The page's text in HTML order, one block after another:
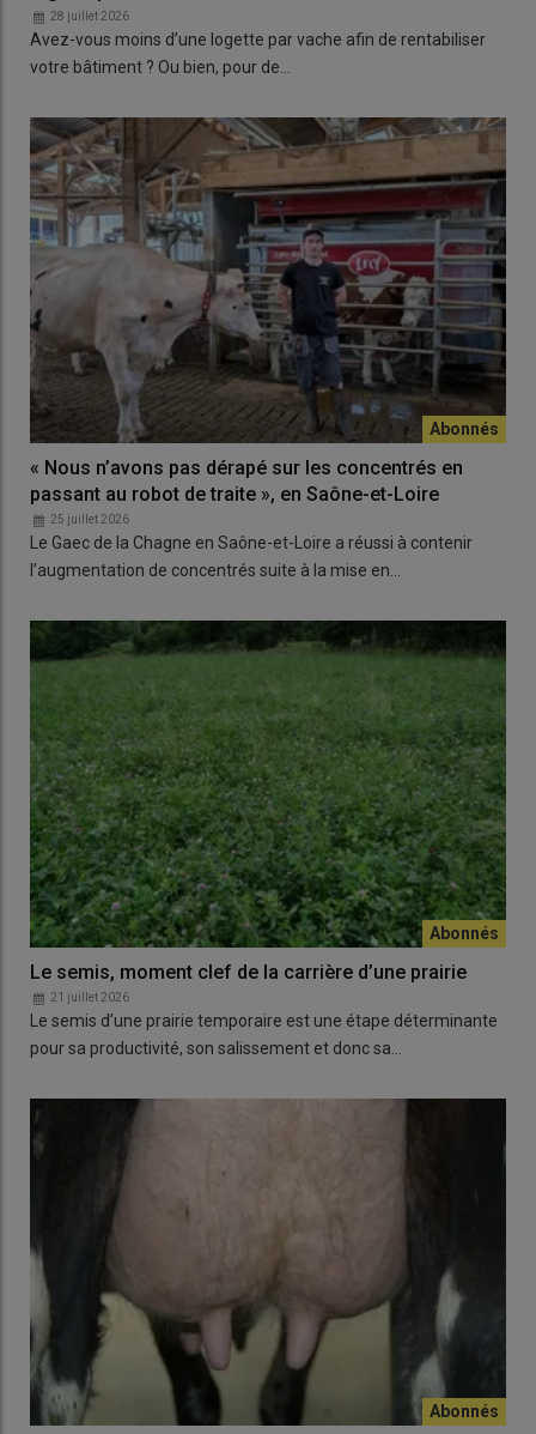
28 juillet 2026
Avez-vous moins d’une logette par vache afin de rentabiliser
votre bâtiment ? Ou bien, pour de…
« Nous n’avons pas dérapé sur les concentrés en
passant au robot de traite », en Saône-et-Loire
25 juillet 2026
Le Gaec de la Chagne en Saône-et-Loire a réussi à contenir
l’augmentation de concentrés suite à la mise en…
Le semis, moment clef de la carrière d’une prairie
21 juillet 2026
Le semis d’une prairie temporaire est une étape déterminante
pour sa productivité, son salissement et donc sa…